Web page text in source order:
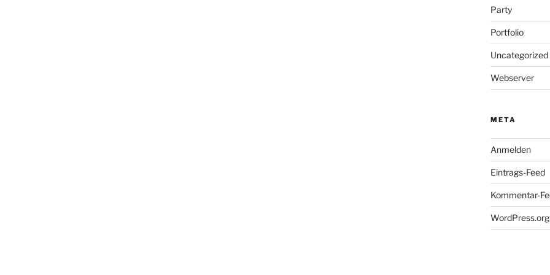
Party
Portfolio
Uncategorized
Webserver
META
Anmelden
Eintrags-Feed
Kommentar-
WordPress.org